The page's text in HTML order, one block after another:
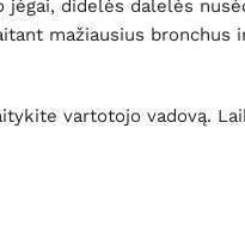
didelės dalelės
mažiausius
vartotojo vadovą.